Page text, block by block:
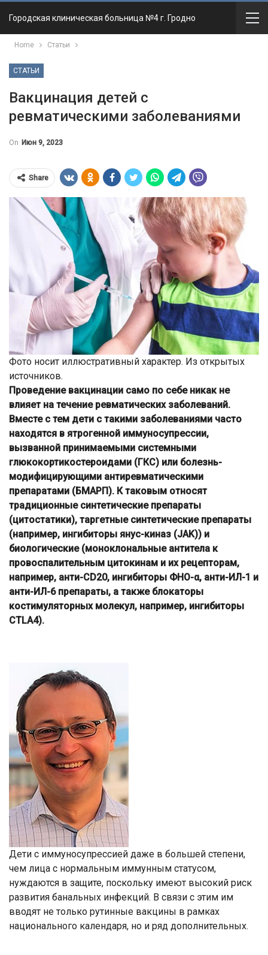
Городская клиническая больница №4 г. Гродно
Home Статьи
СТАТЬИ
Вакцинация детей с
ревматическими заболеваниями
On Июн 9, 2023
Share
Фото носит иллюстративный характер. Из открытых
источников.
Проведение вакцинации само по себе никак не
влияет на течение ревматических заболеваний.
Вместе с тем дети с такими заболеваниями часто
находятся в ятрогенной иммуносупрессии,
вызванной принимаемыми системными
глюкокортикостероидами (ГКС) или болезнь-
модифицирующими антиревматическими
препаратами (БМАРП). К таковым относят
традиционные синтетические препараты
(цитостатики), таргетные синтетические препараты
(например, ингибиторы янус-киназ (JAK)) и
биологические (моноклональные антитела к
провоспалительным цитокинам и их рецепторам,
например, анти-CD20, ингибиторы ФНО-α, анти-ИЛ-1 и
анти-ИЛ-6 препараты, а также блокаторы
костимуляторных молекул, например, ингибиторы
CTLA4).
Дети с иммуносупрессией даже в большей степени,
чем лица с нормальным иммунным статусом,
нуждаются в защите, поскольку имеют высокий риск
развития банальных инфекций. В связи с этим им
вводят не только рутинные вакцины в рамках
национального календаря, но и ряд дополнительных.